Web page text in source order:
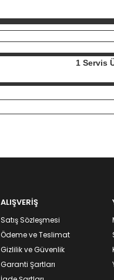
1 Servis
ALIŞVERİŞ
Satış Sözleşmesi
Ödeme ve Teslimat
Gizlilik ve Güvenlik
Garanti Şartları